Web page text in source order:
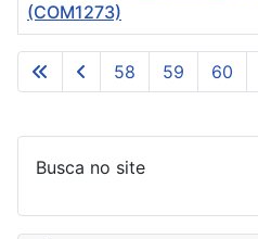
Artigos
(COM1273)
58 59 60
Busca no site